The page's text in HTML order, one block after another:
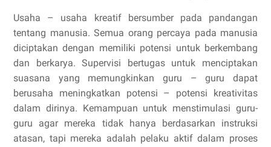
Usaha – usaha kreatif bersumber pada pandangan
tentang manusia. Semua orang percaya pada manusia
diciptakan dengan memiliki potensi untuk berkembang
dan berkarya. Supervisi bertugas untuk menciptakan
suasana yang memungkinkan guru – guru dapat
berusaha meningkatkan potensi – potensi kreativitas
dalam dirinya. Kemampuan untuk menstimulasi guru-
guru agar mereka tidak hanya berdasarkan instruksi
atasan, tapi mereka adalah pelaku aktif dalam proses